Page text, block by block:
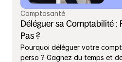
Comptasanté
Déléguer sa Comptabilité :
Pas ?
Pourquoi déléguer votre
perso ? Gagnez du temps et